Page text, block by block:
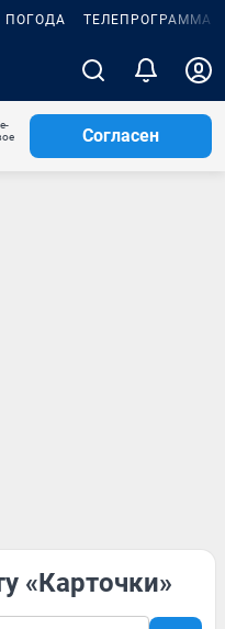
ПОГОДА ТЕЛЕПРОГРАММА
Согласен
«Карточки»